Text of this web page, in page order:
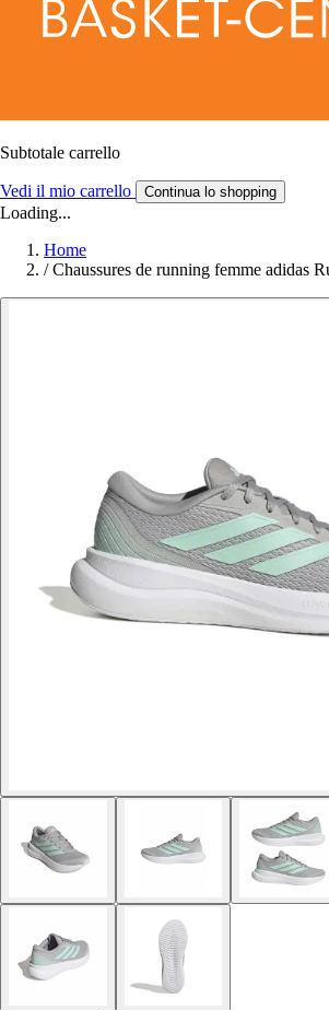
Subtotale carrello
Vedi il mio carrello Continua lo shopping
Loading...
Home
/ Chaussures de running femme adidas